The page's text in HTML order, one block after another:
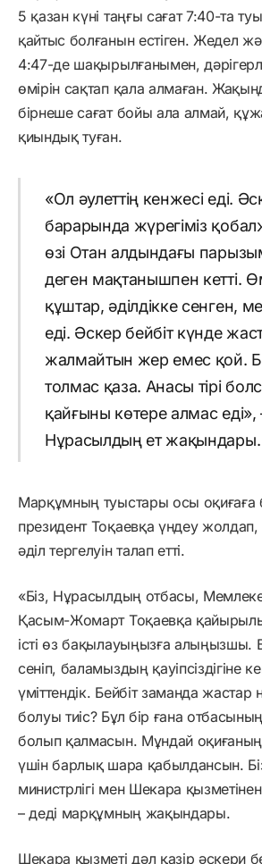
5 қазан күні таңғы сағат 7:40-та
қайтыс болғанын естіген. Жедел
4:47-де шақырылғанымен,
өмірін сақтап қала алмаған.
бірнеше сағат бойы ала алмай,
қиындық туған.
«Ол әулеттің кенжесі еді.
барарында жүрегіміз
өзі Отан алдындағы
деген мақтанышпен кетті.
құштар, әділдікке сенген,
еді. Әскер бейбіт күнде
жалмайтын жер емес қой.
толмас қаза. Анасы тірі
қайғыны көтере алмас еді»,
Нұрасылдың ет жақындары.
Марқұмның туыстары осы оқиғаға
президент Тоқаевқа үндеу жолдап,
әділ тергелуін талап етті.
«Біз, Нұрасылдың отбасы,
Қасым-Жомарт Тоқаевқа
істі өз бақылауыңызға алыңызшы.
сеніп, баламыздың қауіпсіздігіне
үміттендік. Бейбіт заманда жастар
болуы тиіс? Бұл бір ғана
болып қалмасын. Мұндай
үшін барлық шара қабылдансын.
министрлігі мен Шекара
– деді марқұмның жақындары.
Шекара қызметі дәл қазір әскери